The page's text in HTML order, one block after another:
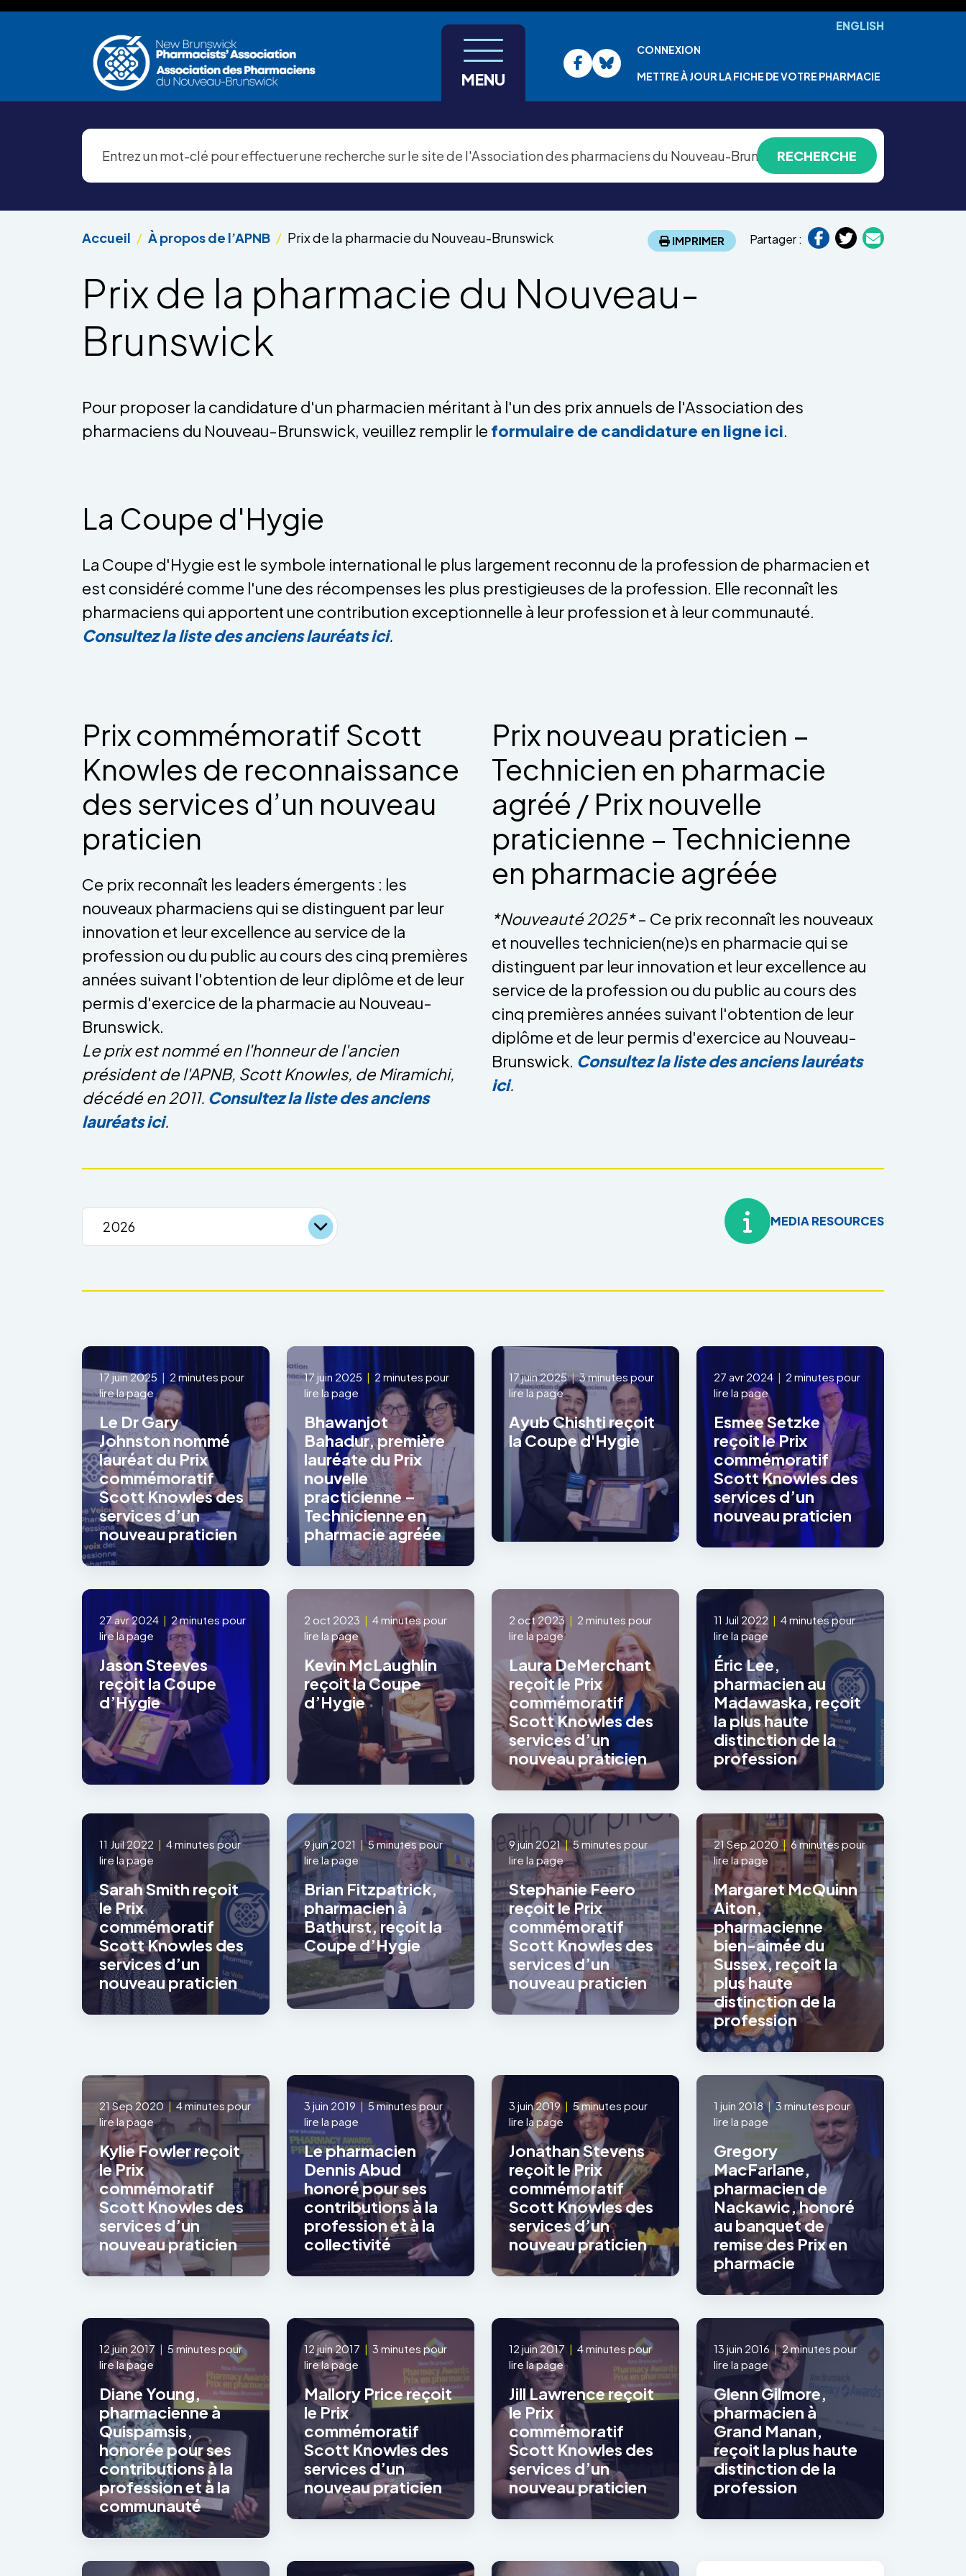
ENGLISH
MENU
CONNEXION
METTRE À JOUR LA FICHE DE VOTRE PHARMACIE
Accueil À propos de l’APNB Prix de la pharmacie du Nouveau-Brunswick IMPRIMER Partager :
Prix de la pharmacie du Nouveau-
Brunswick
Pour proposer la candidature d'un pharmacien méritant à l'un des prix annuels de l'Association des
pharmaciens du Nouveau-Brunswick, veuillez remplir le formulaire de candidature en ligne ici.
La Coupe d'Hygie
La Coupe d'Hygie est le symbole international le plus largement reconnu de la profession de pharmacien et
est considéré comme l'une des récompenses les plus prestigieuses de la profession. Elle reconnaît les
pharmaciens qui apportent une contribution exceptionnelle à leur profession et à leur communauté.
Consultez la liste des anciens lauréats ici.
Prix commémoratif Scott
Knowles de reconnaissance
des services d’un nouveau
praticien
Ce prix reconnaît les leaders émergents : les
nouveaux pharmaciens qui se distinguent par leur
innovation et leur excellence au service de la
profession ou du public au cours des cinq premières
années suivant l'obtention de leur diplôme et de leur
permis d'exercice de la pharmacie au Nouveau-
Brunswick.
Le prix est nommé en l'honneur de l'ancien
président de l'APNB, Scott Knowles, de Miramichi,
décédé en 2011. Consultez la liste des anciens
lauréats ici.
Prix nouveau praticien –
Technicien en pharmacie
agréé / Prix nouvelle
praticienne – Technicienne
en pharmacie agréée
*Nouveauté 2025* – Ce prix reconnaît les nouveaux
et nouvelles technicien(ne)s en pharmacie qui se
distinguent par leur innovation et leur excellence au
service de la profession ou du public au cours des
cinq premières années suivant l'obtention de leur
diplôme et de leur permis d'exercice au Nouveau-
Brunswick. Consultez la liste des anciens lauréats
ici.
MEDIA RESOURCES
17 juin 2025 | 2 minutes pour
lire la page
Le Dr Gary
Johnston nommé
lauréat du Prix
commémoratif
Scott Knowles des
services d’un
nouveau praticien
17 juin 2025 | 2 minutes pour
lire la page
Bhawanjot
Bahadur, première
lauréate du Prix
nouvelle
practicienne –
Technicienne en
pharmacie agréée
17 juin 2025|3 minutes pour
lire la page
Ayub Chishti reçoit
la Coupe d'Hygie
27 avr 2024 | 2 minutes pour
lire la page
Esmee Setzke
reçoit le Prix
commémoratif
Scott Knowles des
services d’un
nouveau praticien
27 avr 2024 | 2 minutes pour
lire la page
Jason Steeves
reçoit la Coupe
d’Hygie
2 oct 2023 | 4 minutes pour
lire la page
Kevin McLaughlin
reçoit la Coupe
d’Hygie
2 oct 2023| 2 minutes pour
lire la page
Laura DeMerchant
reçoit le Prix
commémoratif
Scott Knowles des
services d’un
nouveau praticien
11 Juil 2022 | 4 minutes pour
lire la page
Éric Lee,
pharmacien au
Madawaska, reçoit
la plus haute
distinction de la
profession
11 Juil 2022 | 4 minutes pour
lire la page
Sarah Smith reçoit
le Prix
commémoratif
Scott Knowles des
services d’un
nouveau praticien
9 juin 2021 |5 minutes pour
lire la page
Brian Fitzpatrick,
pharmacien à
Bathurst, reçoit la
Coupe d’Hygie
9 juin 2021|5 minutes pour
lire la page
Stephanie Feero
reçoit le Prix
commémoratif
Scott Knowles des
services d’un
nouveau praticien
21 Sep 2020| 6 minutes pour
lire la page
Margaret McQuinn
Aiton,
pharmacienne
bien-aimée du
Sussex, reçoit la
plus haute
distinction de la
profession
21 Sep 2020| 4 minutes pour
lire la page
Kylie Fowler reçoit
le Prix
commémoratif
Scott Knowles des
services d’un
nouveau praticien
3 juin 2019|5 minutes pour
lire la page
Le pharmacien
Dennis Abud
honoré pour ses
contributions à la
profession et à la
collectivité
3 juin 2019| 5 minutes pour
lire la page
Jonathan Stevens
reçoit le Prix
commémoratif
Scott Knowles des
services d’un
nouveau praticien
1 juin 2018|3 minutes pour
lire la page
Gregory
MacFarlane,
pharmacien de
Nackawic, honoré
au banquet de
remise des Prix en
pharmacie
12 juin 2017 | 5 minutes pour
lire la page
Diane Young,
pharmacienne à
Quispamsis,
honorée pour ses
contributions à la
profession et à la
communauté
12 juin 2017 | 3 minutes pour
lire la page
Mallory Price reçoit
le Prix
commémoratif
Scott Knowles des
services d’un
nouveau praticien
12 juin 2017 | 4 minutes pour
lire la page
Jill Lawrence reçoit
le Prix
commémoratif
Scott Knowles des
services d’un
nouveau praticien
13 juin 2016|2 minutes pour
lire la page
Glenn Gilmore,
pharmacien à
Grand Manan,
reçoit la plus haute
distinction de la
profession